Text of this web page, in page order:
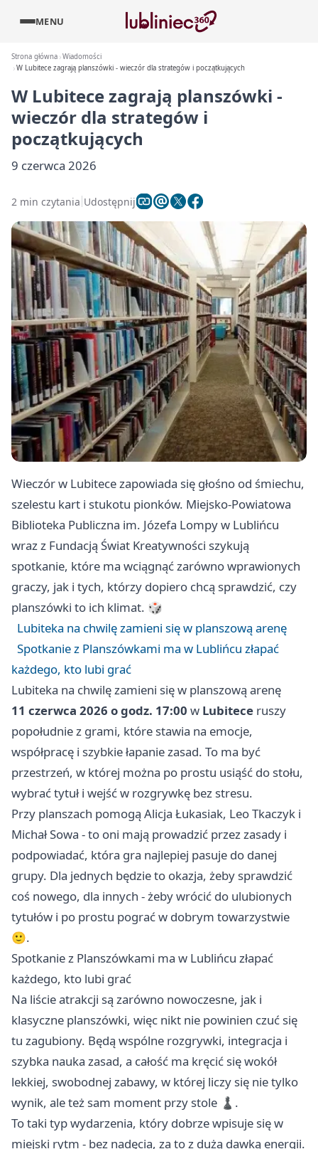
MENU
Strona główna Wiadomości
W Lubitece zagrają planszówki - wieczór dla strategów i początkujących
W Lubitece zagrają planszówki -
wieczór dla strategów i
początkujących
9 czerwca 2026
2 min czytania Udostępnij
Wieczór w Lubitece zapowiada się głośno od śmiechu,
szelestu kart i stukotu pionków. Miejsko-Powiatowa
Biblioteka Publiczna im. Józefa Lompy w Lublińcu
wraz z Fundacją Świat Kreatywności szykują
spotkanie, które ma wciągnąć zarówno wprawionych
graczy, jak i tych, którzy dopiero chcą sprawdzić, czy
planszówki to ich klimat. 🎲
Lubiteka na chwilę zamieni się w planszową arenę
Spotkanie z Planszówkami ma w Lublińcu złapać
każdego, kto lubi grać
Lubiteka na chwilę zamieni się w planszową arenę
11 czerwca 2026 o godz. 17:00 w Lubitece ruszy
popołudnie z grami, które stawia na emocje,
współpracę i szybkie łapanie zasad. To ma być
przestrzeń, w której można po prostu usiąść do stołu,
wybrać tytuł i wejść w rozgrywkę bez stresu.
Przy planszach pomogą Alicja Łukasiak, Leo Tkaczyk i
Michał Sowa - to oni mają prowadzić przez zasady i
podpowiadać, która gra najlepiej pasuje do danej
grupy. Dla jednych będzie to okazja, żeby sprawdzić
coś nowego, dla innych - żeby wrócić do ulubionych
tytułów i po prostu pograć w dobrym towarzystwie
🙂.
Spotkanie z Planszówkami ma w Lublińcu złapać
każdego, kto lubi grać
Na liście atrakcji są zarówno nowoczesne, jak i
klasyczne planszówki, więc nikt nie powinien czuć się
tu zagubiony. Będą wspólne rozgrywki, integracja i
szybka nauka zasad, a całość ma kręcić się wokół
lekkiej, swobodnej zabawy, w której liczy się nie tylko
wynik, ale też sam moment przy stole ♟️.
To taki typ wydarzenia, który dobrze wpisuje się w
miejski rytm - bez nadęcia, za to z dużą dawką energii.